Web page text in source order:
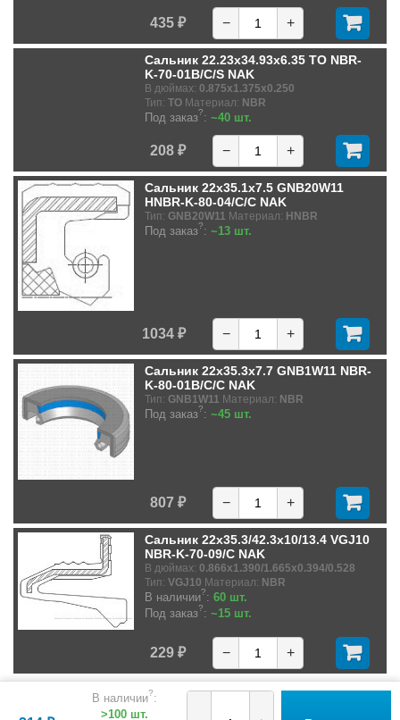
В наличии?:
>100 шт.
435 ₽ − +
Сальник 22.23x34.93x6.35 TO NBR-
K-70-01B/C/S NAK
В дюймах: 0.875x1.375x0.250
Тип: TO Материал: NBR
Под заказ?: ~40 шт.
208 ₽ − +
Сальник 22x35.1x7.5 GNB20W11
HNBR-K-80-04/C/C NAK
Тип: GNB20W11 Материал: HNBR
Под заказ?: ~13 шт.
1034 ₽ − +
Сальник 22x35.3x7.7 GNB1W11 NBR-
K-80-01B/C/C NAK
Тип: GNB1W11 Материал: NBR
Под заказ?: ~45 шт.
807 ₽ − +
Сальник 22x35.3/42.3x10/13.4 VGJ10
NBR-K-70-09/C NAK
В дюймах: 0.866x1.390/1.665x0.394/0.528
Тип: VGJ10 Материал: NBR
В наличии?: 60 шт.
Под заказ?: ~15 шт.
229 ₽ − +